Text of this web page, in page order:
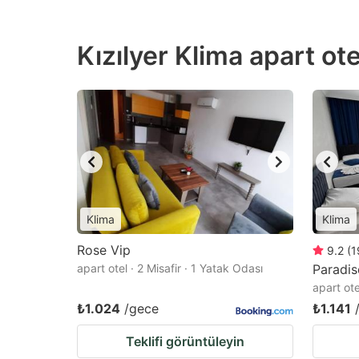
Kızılyer Klima apart
Klima
Rose Vip
apart otel · 2 Misafir · 1 Yatak Odası
₺1.024 /gece
Teklifi görüntüleyin
Klima
9.2 (
apart
₺1.141